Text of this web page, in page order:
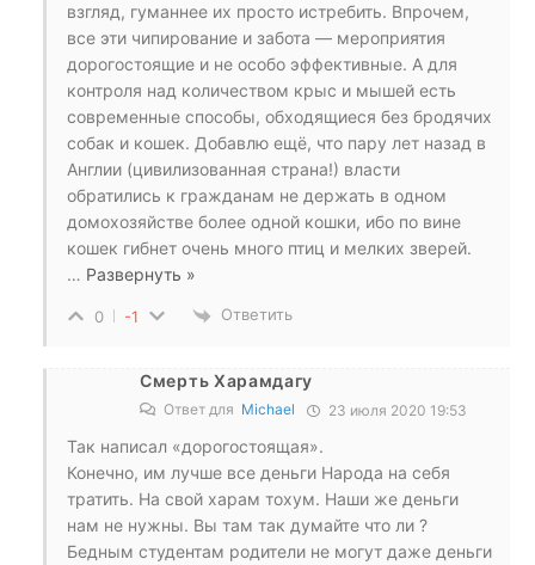
взгляд, гуманнее их просто истребить. Впрочем,
все эти чипирование и забота — мероприятия
дорогостоящие и не особо эффективные. А для
контроля над количеством крыс и мышей есть
современные способы, обходящиеся без бродячих
собак и кошек. Добавлю ещё, что пару лет назад в
Англии (цивилизованная страна!) власти
обратились к гражданам не держать в одном
домохозяйстве более одной кошки, ибо по вине
кошек гибнет очень много птиц и мелких зверей.
… Развернуть »
0 -1 Ответить
Смерть Харамдагу
Ответ для Michael 23 июля 2020 19:53
Так написал «дорогостоящая».
Конечно, им лучше все деньги Народа на себя
тратить. На свой харам тохум. Наши же деньги
нам не нужны. Вы там так думайте что ли ?
Бедным студентам родители не могут даже деньги